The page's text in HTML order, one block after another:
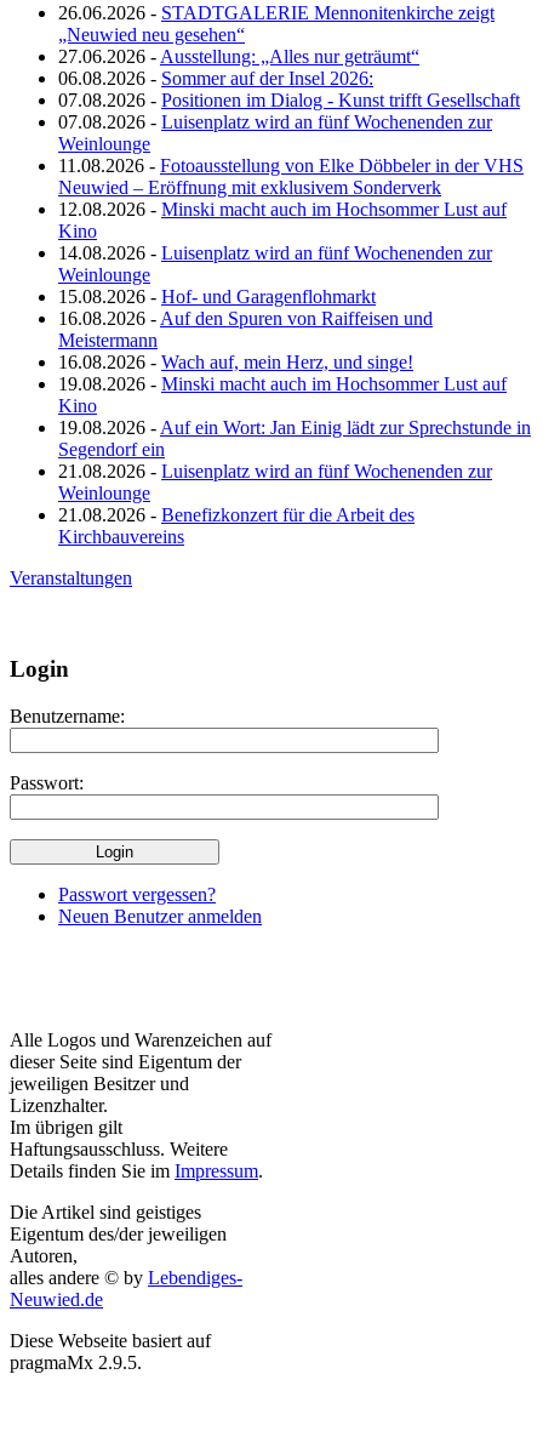
26.06.2026 - STADTGALERIE Mennonitenkirche zeigt
„Neuwied neu gesehen“
27.06.2026 - Ausstellung: „Alles nur geträumt“
06.08.2026 - Sommer auf der Insel 2026:
07.08.2026 - Positionen im Dialog - Kunst trifft Gesellschaft
07.08.2026 - Luisenplatz wird an fünf Wochenenden zur
Weinlounge
11.08.2026 - Fotoausstellung von Elke Döbbeler in der VHS
Neuwied – Eröffnung mit exklusivem Sonderverk
12.08.2026 - Minski macht auch im Hochsommer Lust auf
Kino
14.08.2026 - Luisenplatz wird an fünf Wochenenden zur
Weinlounge
15.08.2026 - Hof- und Garagenflohmarkt
16.08.2026 - Auf den Spuren von Raiffeisen und
Meistermann
16.08.2026 - Wach auf, mein Herz, und singe!
19.08.2026 - Minski macht auch im Hochsommer Lust auf
Kino
19.08.2026 - Auf ein Wort: Jan Einig lädt zur Sprechstunde in
Segendorf ein
21.08.2026 - Luisenplatz wird an fünf Wochenenden zur
Weinlounge
21.08.2026 - Benefizkonzert für die Arbeit des
Kirchbauvereins
Veranstaltungen
Login
Benutzername:
Passwort:
Passwort vergessen?
Neuen Benutzer anmelden
Alle Logos und Warenzeichen auf
dieser Seite sind Eigentum der
jeweiligen Besitzer und
Lizenzhalter.
Im übrigen gilt
Haftungsausschluss. Weitere
Details finden Sie im Impressum.
Die Artikel sind geistiges
Eigentum des/der jeweiligen
Autoren,
alles andere © by Lebendiges-
Neuwied.de
Diese Webseite basiert auf
pragmaMx 2.9.5.